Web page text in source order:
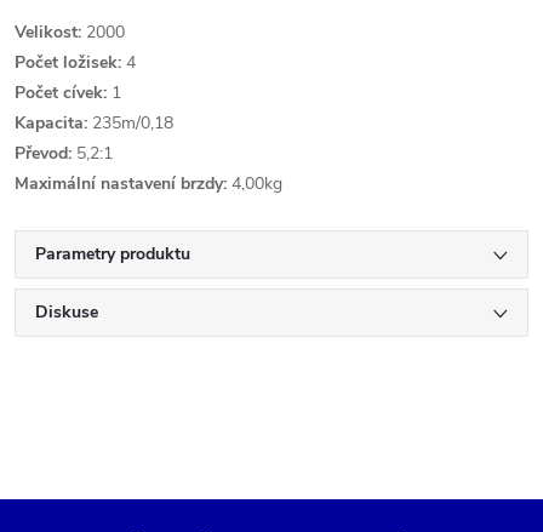
Velikost: 2000
Počet ložisek: 4
Počet cívek: 1
Kapacita: 235m/0,18
Převod: 5,2:1
Maximální nastavení brzdy: 4,00kg
Parametry produktu
Diskuse